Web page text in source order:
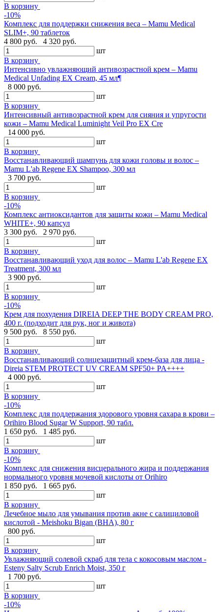
В корзину
-10%
Комплекс для поддержки снижения веса – Mamu Medical
SLIM+, 90 таблеток
4 800 руб.
4 320 руб.
шт
В корзину
Интенсивно увлажняющий антивозрастной крем – Mamu
Medical Unfading EX Cream, 45 мл¶
8 000 руб.
шт
В корзину
Интенсивный антивозрастной крем для сияния и упругости
кожи – Mamu Medical Luminight Veil Pro EX Cre
14 000 руб.
шт
В корзину
Восстанавливающий шампунь для кожи головы и волос –
Mamu L'ab Regene EX Shampoo, 300 мл
3 700 руб.
шт
В корзину
-10%
Комплекс антиоксидантов для защиты кожи – Mamu Medical
WHITE+, 90 капсул
3 300 руб.
2 970 руб.
шт
В корзину
Восстанавливающий уход для волос – Mamu L'ab Regene EX
Treatment, 300 мл
3 900 руб.
шт
В корзину
-10%
Крем для похудения DIREIA DEEP THE BODY CREAM PRO,
400 г. (подходит для рук, ног и живота)
9 500 руб.
8 550 руб.
шт
В корзину
Восстанавливающий солнцезащитный крем-база для лица -
Direia STEM PROTECT UV CREAM SPF50+ PA++++
4 000 руб.
шт
В корзину
-10%
Комплекс для поддержания здорового уровня сахара в крови –
Orihiro Blood Sugar W Support, 90 табл.
1 650 руб.
1 485 руб.
шт
В корзину
-10%
Комплекс для снижения висцерального жира и поддержания
нормального уровня мочевой кислоты от Orihiro
1 850 руб.
1 665 руб.
шт
В корзину
Лечебное мыло для умывания против акне с салициловой
кислотой - Meishoku Bigan (BHA), 80 г
800 руб.
шт
В корзину
Увлажняющий солевой скраб для тела с кокосовым маслом -
Esteny Salty Scrub Enrich Moist, 350 г
1 700 руб.
шт
В корзину
-10%